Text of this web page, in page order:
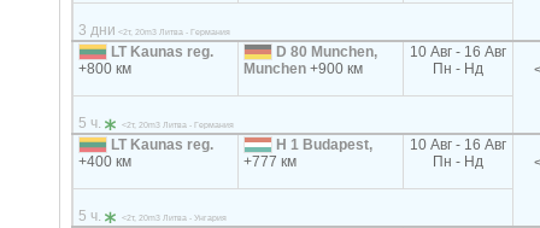
3 дни <2т, 20m3 Литва - Германия
LT Kaunas reg.
+800 км
D 80 Munchen,
Munchen+900 км
10 Авг - 16 Авг
Пн - Нд
5 ч. <2т, 20m3 Литва - Германия
LT Kaunas reg.
+400 км
H 1 Budapest,
+777 км
10 Авг - 16 Авг
Пн - Нд
5 ч. <2т, 20m3 Литва - Унгария